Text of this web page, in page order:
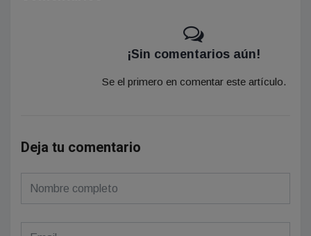
¡Sin comentarios aún!
Se el primero en comentar este artículo.
Deja tu comentario